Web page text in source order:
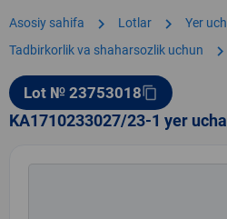
Asosiy sahifa chevron_right Lotlar chevron_right Yer
Tadbirkorlik va shaharsozlik uchun chevron_right
Lot № 23753018content_copy
KA1710233027/23-1 yer